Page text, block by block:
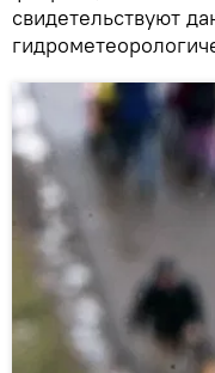
свидетельствуют